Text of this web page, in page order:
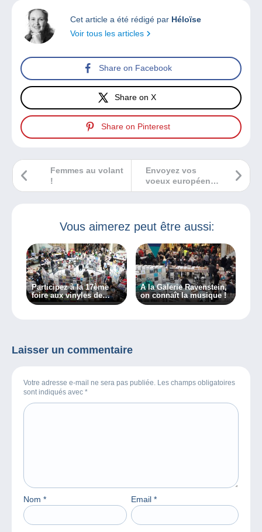
Cet article a été rédigé par Héloïse
Voir tous les articles
Share on Facebook
Share on X
Share on Pinterest
Envoyez vos
voeux européens
grâce à
Femmes au volant
!
Vous aimerez peut être aussi:
Participez à la 17ème
foire aux vinyles de
Bruxelles !
A la Galerie Ravenstein,
on connaît la musique !
Laisser un commentaire
Votre adresse e-mail ne sera pas publiée. Les champs obligatoires
sont indiqués avec *
Nom * Email *